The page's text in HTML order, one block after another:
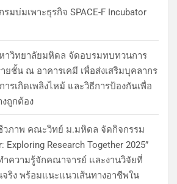
มบ่มเพาะธุรกิจ SPACE-F Incubator
าวิทยาลัยมหิดล จัดอบรมทบทวนการ
ชั้น ณ อาคารเคมี เพื่อส่งเสริมบุคลากร
รเกิดเพลิงไหม้ และวิธีการป้องกันเพื่อ
ถูกต้อง
วภาพ คณะวิทย์ ม.มหิดล จัดกิจกรรม
Exploring Research Together 2025”
ำความรู้จักคณาจารย์ และงานวิจัยที่
ริง พร้อมแนะแนวเส้นทางอาชีพใน